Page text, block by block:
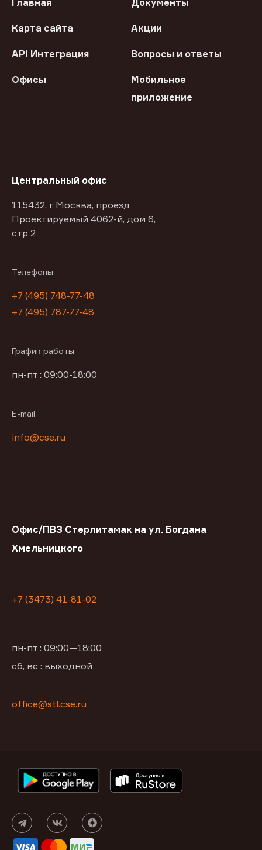
Главная Документы
Карта сайта Акции
API Интеграция Вопросы и ответы
Офисы
Мобильное
приложение
Центральный офис
115432, г Москва, проезд
Проектируемый 4062-й, дом 6,
стр 2
Телефоны
+7 (495) 748-77-48
+7 (495) 787-77-48
График работы
пн-пт : 09:00-18:00
E-mail
info@cse.ru
Офис/ПВЗ Стерлитамак на ул. Богдана
Хмельницкого
+7 (3473) 41-81-02
пн-пт : 09:00—18:00
сб, вс : выходной
office@stl.cse.ru